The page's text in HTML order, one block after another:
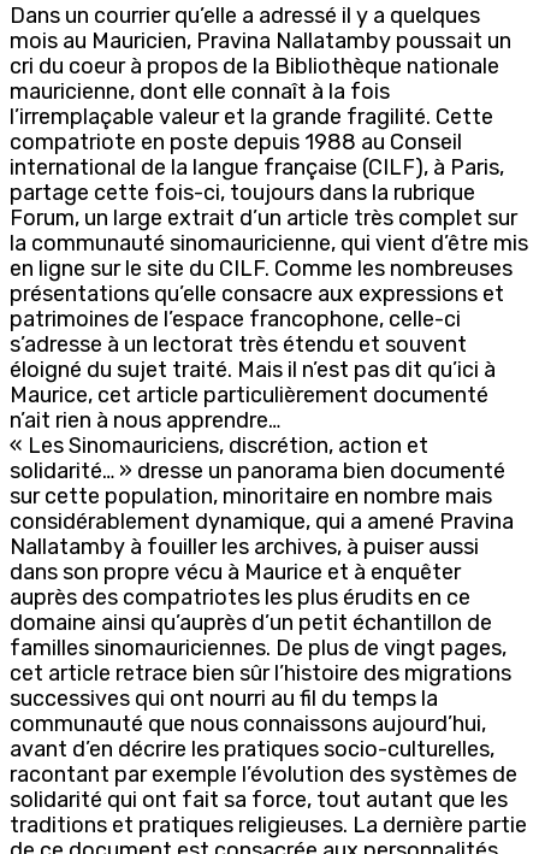
Dans un courrier qu’elle a adressé il y a quelques
mois au Mauricien, Pravina Nallatamby poussait un
cri du coeur à propos de la Bibliothèque nationale
mauricienne, dont elle connaît à la fois
l’irremplaçable valeur et la grande fragilité. Cette
compatriote en poste depuis 1988 au Conseil
international de la langue française (CILF), à Paris,
partage cette fois-ci, toujours dans la rubrique
Forum, un large extrait d’un article très complet sur
la communauté sinomauricienne, qui vient d’être mis
en ligne sur le site du CILF. Comme les nombreuses
présentations qu’elle consacre aux expressions et
patrimoines de l’espace francophone, celle-ci
s’adresse à un lectorat très étendu et souvent
éloigné du sujet traité. Mais il n’est pas dit qu’ici à
Maurice, cet article particulièrement documenté
n’ait rien à nous apprendre…
« Les Sinomauriciens, discrétion, action et
solidarité… » dresse un panorama bien documenté
sur cette population, minoritaire en nombre mais
considérablement dynamique, qui a amené Pravina
Nallatamby à fouiller les archives, à puiser aussi
dans son propre vécu à Maurice et à enquêter
auprès des compatriotes les plus érudits en ce
domaine ainsi qu’auprès d’un petit échantillon de
familles sinomauriciennes. De plus de vingt pages,
cet article retrace bien sûr l’histoire des migrations
successives qui ont nourri au fil du temps la
communauté que nous connaissons aujourd’hui,
avant d’en décrire les pratiques socio-culturelles,
racontant par exemple l’évolution des systèmes de
solidarité qui ont fait sa force, tout autant que les
traditions et pratiques religieuses. La dernière partie